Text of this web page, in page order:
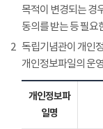
목적이 변경되는 경
동의를 받는 등 필요
2 독립기념관이 개인
개인정보파일의 운
개인정보파
일명